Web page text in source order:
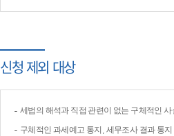
신청 제외 대상
세법의 해석과 직접 관련이 없는 구체적인
구체적인 과세예고 통지, 세무조사 결과 통